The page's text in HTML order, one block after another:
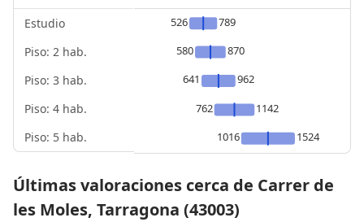
Estudio
Piso: 2 hab.
Piso: 3 hab.
Piso: 4 hab.
Piso: 5 hab.
526
789
580
870
641
962
762
1142
1016
1524
Últimas valoraciones cerca de Carrer de
les Moles, Tarragona (43003)